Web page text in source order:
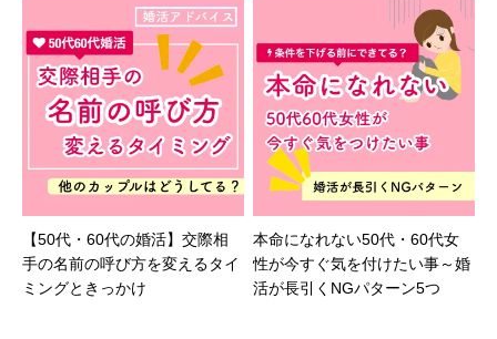
【50代・60代の婚活】交際相
手の名前の呼び方を変えるタイ
ミングときっかけ
本命になれない50代・60代女
性が今すぐ気を付けたい事～婚
活が長引くNGパターン5つ